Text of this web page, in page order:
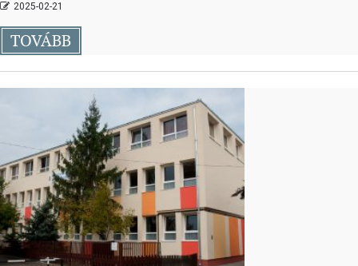
2025-02-21
TOVÁBB